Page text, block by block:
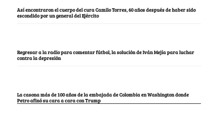
Así encontraron el cuerpo del cura Camilo Torres, 60 años después de haber sido
escondido por un general del Ejército
Regresar a la radio para comentar fútbol, la solución de Iván Mejía para luchar
contra la depresión
La casona más de 100 años de la embajada de Colombia en Washington donde
Petro afinó su cara a cara con Trump